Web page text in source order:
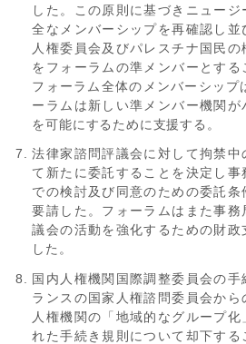
した。この原則に基づきニュー
全なメンバーシップを再確認し
人権委員会及びパレスチナ国民
をフォーラムの準メンバーとする
フォーラム全体のメンバーシップ
ーラムは新しい準メンバー機関が
を可能にするために支援する。
法律家諮問評議会に対して拘禁
て新たに委託することを決定し
での検討及び同意のための委託
要請した。フォーラムはまた事
議会の活動を強化するための財
した。
国内人権機関国際調整委員会の手
ランスの国家人権諮問委員会か
人権機関の「地域的なグループ
れた手続き規則について却下す